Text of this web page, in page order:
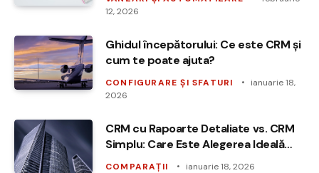
12, 2026
Ghidul începătorului: Ce este CRM și
cum te poate ajuta?
CONFIGURARE ȘI SFATURI
ianuarie 18,
2026
CRM cu Rapoarte Detaliate vs. CRM
Simplu: Care Este Alegerea Ideală
pentru Afacerea Ta?
COMPARAȚII ianuarie 18, 2026